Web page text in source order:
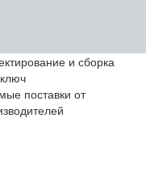
и сборка
поставки от